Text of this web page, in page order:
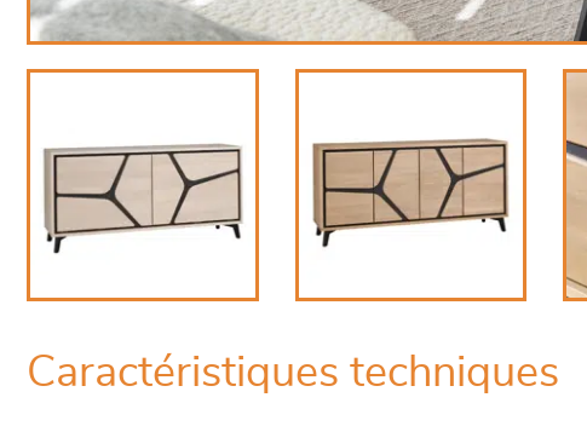
Caractéristiques techniques